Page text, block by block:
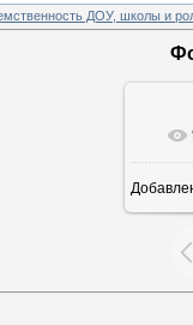
ДОУ, школы и